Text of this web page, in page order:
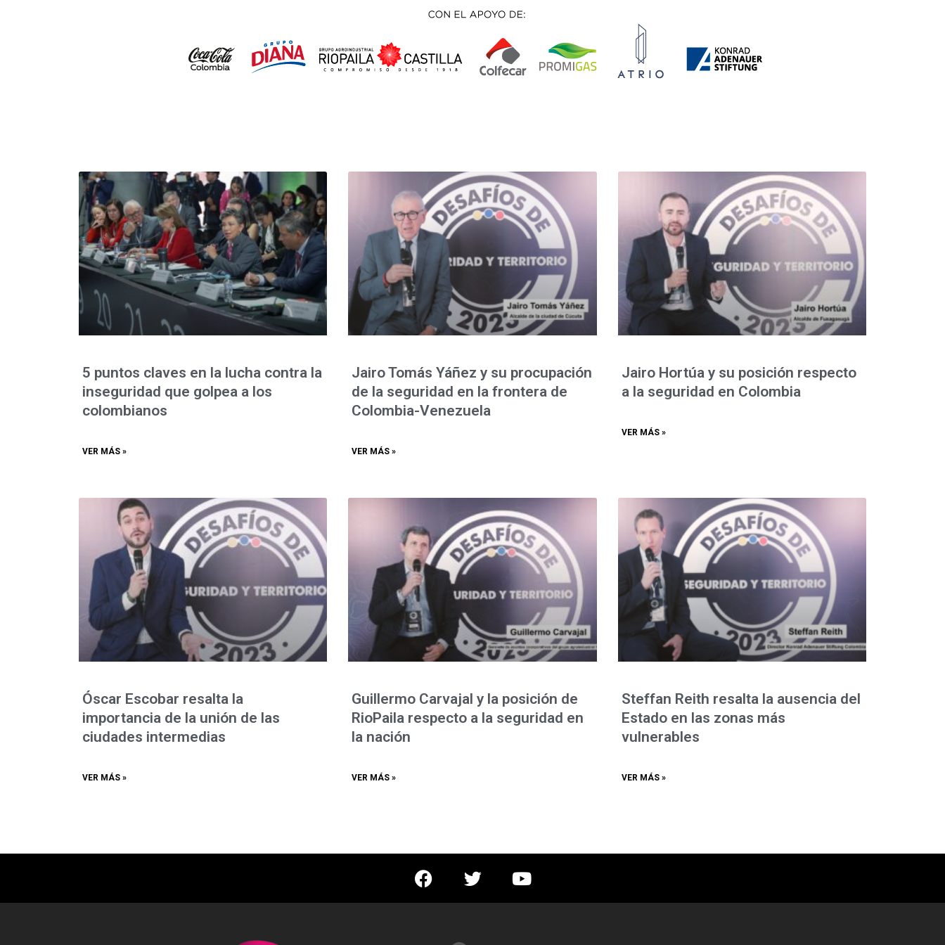
5 puntos claves en la lucha contra la
inseguridad que golpea a los
colombianos
VER MÁS »
Jairo Tomás Yáñez y su procupación
de la seguridad en la frontera de
Colombia-Venezuela
VER MÁS »
Jairo Hortúa y su posición respecto
a la seguridad en Colombia
VER MÁS »
Óscar Escobar resalta la
importancia de la unión de las
ciudades intermedias
VER MÁS »
Guillermo Carvajal y la posición de
RioPaila respecto a la seguridad en
la nación
VER MÁS »
Steffan Reith resalta la ausencia del
Estado en las zonas más
vulnerables
VER MÁS »
F
a
c
T
w
i
Y
o
u